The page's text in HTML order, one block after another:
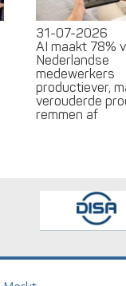
31-07-2026
AI maakt 78%
Nederlandse
medewerkers
productiever,
verouderde
remmen af